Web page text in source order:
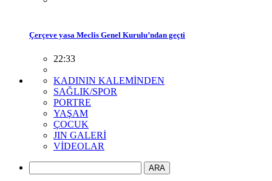
Çerçeve yasa Meclis Genel Kurulu’ndan geçti
22:33
KADININ KALEMİNDEN
SAĞLIK/SPOR
PORTRE
YAŞAM
ÇOCUK
JIN GALERİ
VİDEOLAR
ARA